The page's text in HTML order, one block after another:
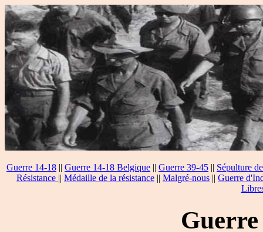
Guerre 14-18 || Guerre 14-18 Belgique || Guerre 39-45 || Sépulture
Résistance || Médaille de la résistance || Malgré-nous || Guerre